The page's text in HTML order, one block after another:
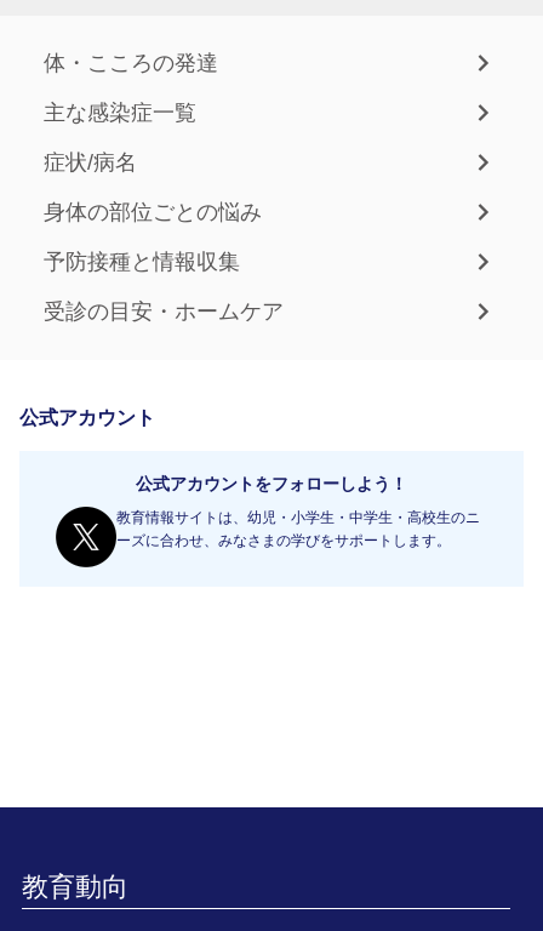
体・こころの発達
主な感染症一覧
症状/病名
身体の部位ごとの悩み
予防接種と情報収集
受診の目安・ホームケア
公式アカウント
公式アカウントをフォローしよう！
教育情報サイトは、幼児・小学生・中学生・高校生のニ
ーズに合わせ、みなさまの学びをサポートします。
教育動向